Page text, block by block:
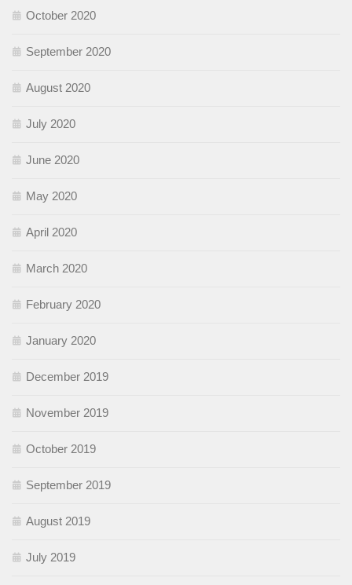
October 2020
September 2020
August 2020
July 2020
June 2020
May 2020
April 2020
March 2020
February 2020
January 2020
December 2019
November 2019
October 2019
September 2019
August 2019
July 2019